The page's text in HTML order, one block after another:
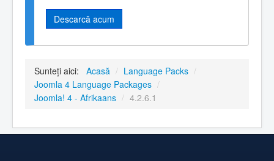
Descarcă acum
Sunteți aici: Acasă / Language Packs /
Joomla 4 Language Packages /
Joomla! 4 - Afrikaans / 4.2.6.1